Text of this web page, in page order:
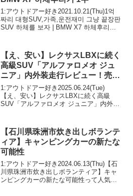
1:アウトドアー好き2021.10.21(Thu)1억
짜리 대형SUV,가족,운전재미 그냥 끝장판
SUV 하체를 보자 | BMW X7 하체후리기 1
【え、安い】レクサスLBXに続く
高級SUV「アルファロメオ ジュ
ニア」内外装走行レビュー！売る
値段間違えてない？
1:アウトドアー好き2025.06.24(Tue)
【え、安い】レクサスLBXに続く高級
SUV「アルファロメオ ジュニア」内外装
で！！2:アウトドアー好き2025.06.2...
【石川県珠洲市炊き出しボランテ
ィア】キャンピングカーの新たな
可能性
1:アウトドアー好き2024.06.13(Thu)【石
川県珠洲市炊き出しボランティア】キャ
ンピングカーの新たな可能性って人気で